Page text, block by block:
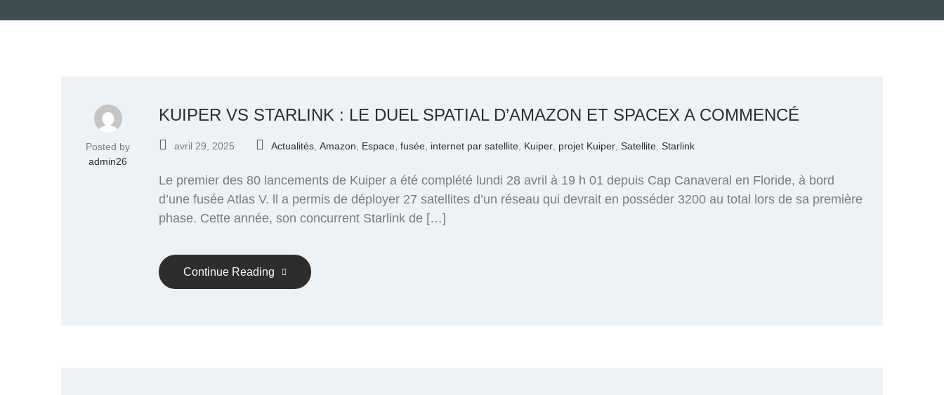
Posted by
admin26
KUIPER VS STARLINK : LE DUEL SPATIAL D’AMAZON ET SPACEX A COMMENCÉ
avril 29, 2025 Actualités Amazon Espace fusée internet par satellite Kuiper projet Kuiper Satellite Starlink
Le premier des 80 lancements de Kuiper a été complété lundi 28 avril à 19 h 01 depuis Cap Canaveral en Floride, à bord
d’une fusée Atlas V. ll a permis de déployer 27 satellites d’un réseau qui devrait en posséder 3200 au total lors de sa première
phase. Cette année, son concurrent Starlink de […]
Continue Reading